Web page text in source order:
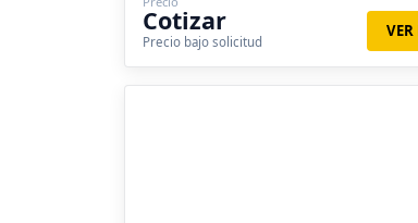
Cotizar
Precio bajo solicitud
VER